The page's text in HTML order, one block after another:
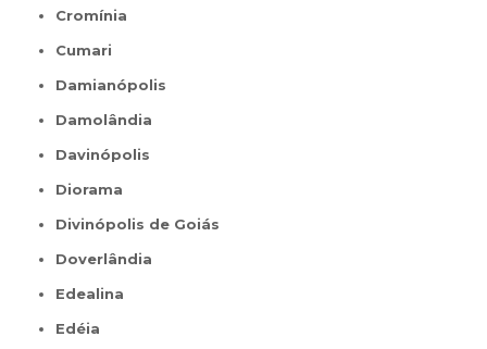
Cromínia
Cumari
Damianópolis
Damolândia
Davinópolis
Diorama
Divinópolis de Goiás
Doverlândia
Edealina
Edéia